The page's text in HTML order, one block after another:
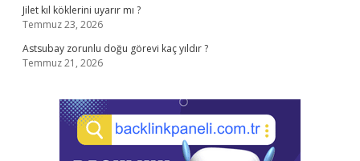
Jilet kıl köklerini uyarır mı ?
Temmuz 23, 2026
Astsubay zorunlu doğu görevi kaç yıldır ?
Temmuz 21, 2026